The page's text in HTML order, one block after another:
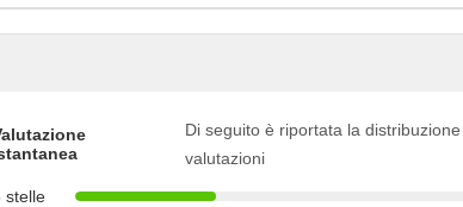
Di seguito è riportata la
valutazioni
stelle